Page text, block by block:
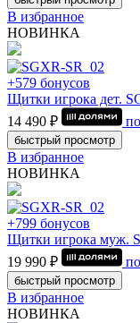
В избранное
НОВИНКА
+579 бонусов
Щитки игрока дет.
14 490 ₽
по
быстрый просмотр
В избранное
НОВИНКА
+799 бонусов
Щитки игрока муж.
19 990 ₽
по
быстрый просмотр
В избранное
НОВИНКА